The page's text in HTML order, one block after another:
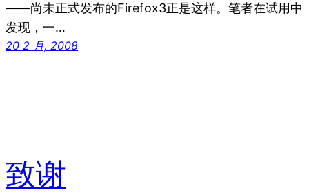
——尚未正式发布的Firefox3正是这样。笔者在试用中
发现，一…
20 2 月, 2008
致谢